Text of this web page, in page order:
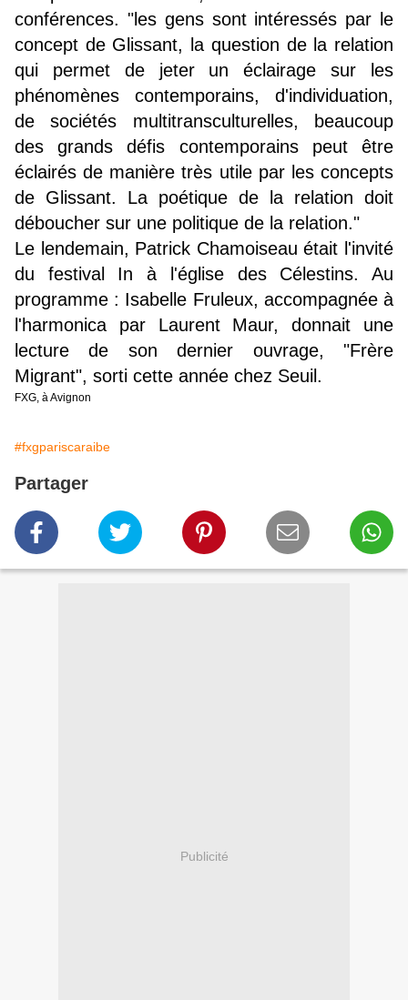
conférences. "les gens sont intéressés par le
concept de Glissant, la question de la relation
qui permet de jeter un éclairage sur les
phénomènes contemporains, d'individuation,
de sociétés multitransculturelles, beaucoup
des grands défis contemporains peut être
éclairés de manière très utile par les concepts
de Glissant. La poétique de la relation doit
déboucher sur une politique de la relation."
Le lendemain, Patrick Chamoiseau était l'invité
du festival In à l'église des Célestins. Au
programme : Isabelle Fruleux, accompagnée à
l'harmonica par Laurent Maur, donnait une
lecture de son dernier ouvrage, "Frère
Migrant", sorti cette année chez Seuil.
FXG, à Avignon
#fxgpariscaraibe
Partager
Publicité